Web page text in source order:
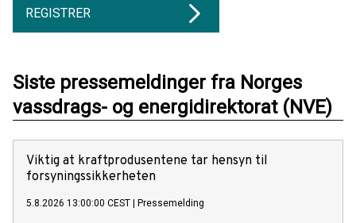
REGISTRER
Siste pressemeldinger fra Norges
vassdrags- og energidirektorat (NVE)
Viktig at kraftprodusentene tar hensyn til
forsyningssikkerheten
5.8.2026 13:00:00 CEST Pressemelding